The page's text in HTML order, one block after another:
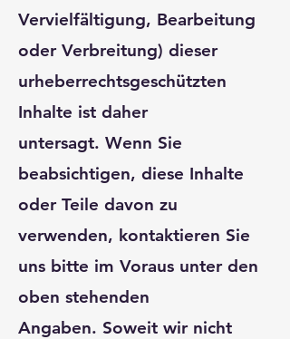
Vervielfältigung, Bearbeitung
oder Verbreitung) dieser
urheberrechtsgeschützten
Inhalte ist daher
untersagt. Wenn Sie
beabsichtigen, diese Inhalte
oder Teile davon zu
verwenden, kontaktieren Sie
uns bitte im Voraus unter den
oben stehenden
Angaben. Soweit wir nicht